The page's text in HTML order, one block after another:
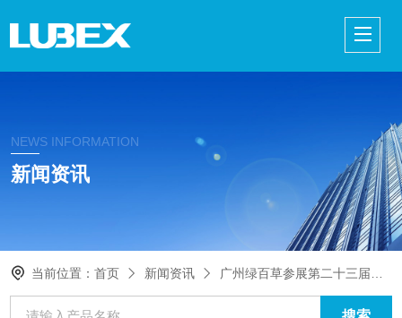
NEWS INFORMATION
新闻资讯
当前位置：首页 新闻资讯 广州绿百草参展第二十三届世界制药原料中国展